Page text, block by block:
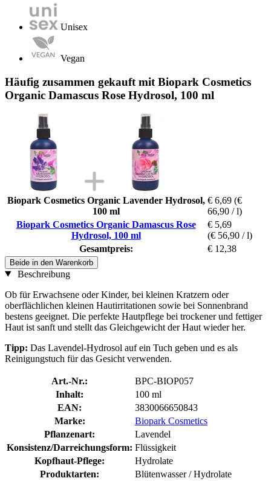
Unisex
Vegan
Häufig zusammen gekauft mit Biopark Cosmetics
Organic Damascus Rose Hydrosol, 100 ml
Biopark Cosmetics Organic Lavender Hydrosol,
100 ml
€ 6,69 (€
66,90 / l)
Biopark Cosmetics Organic Damascus Rose
Hydrosol, 100 ml
€ 5,69
(€ 56,90 / l)
Gesamtpreis:
€ 12,38
Beide in den Warenkorb
Beschreibung
Ob für Erwachsene oder Kinder, bei kleinen Kratzern oder
oberflächlichen kleinen Hautirritationen sowie bei Sonnenbrand
bestens geeignet. Die perfekte Hautpflege bei trockener und fettiger
Haut ist sanft und stellt das Gleichgewicht der Haut wieder her.
Tipp: Das Lavendel-Hydrosol auf ein Tuch geben und es als
Reinigungstuch für das Gesicht verwenden.
Art.-Nr.:
BPC-BIOP057
Inhalt:
100 ml
EAN:
3830066650843
Marke:
Biopark Cosmetics
Pflanzenart:
Lavendel
Konsistenz/Darreichungsform: Flüssigkeit
Kopfhaut-Pflege:
Hydrolate
Produktarten:
Blütenwasser / Hydrolate